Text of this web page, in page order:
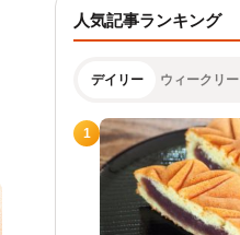
人気記事ランキング
デイリー ウィークリー
1